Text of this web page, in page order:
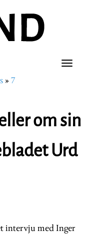
Toggle
7
om sin
Urd
intervju med Inger